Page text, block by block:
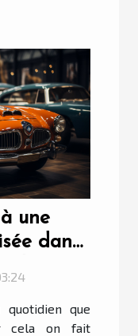
une
dans
que
cela on fait